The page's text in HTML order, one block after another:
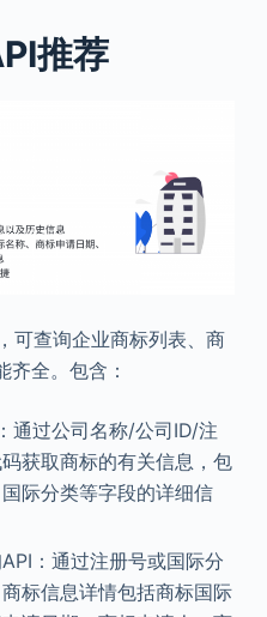
推荐
，可查询企业商标列表、商
全。包含：
通过公司名称/公司ID/注
获取商标的有关信息，包
际分类等字段的详细信
：通过注册号或国际分
标信息详情包括商标国际